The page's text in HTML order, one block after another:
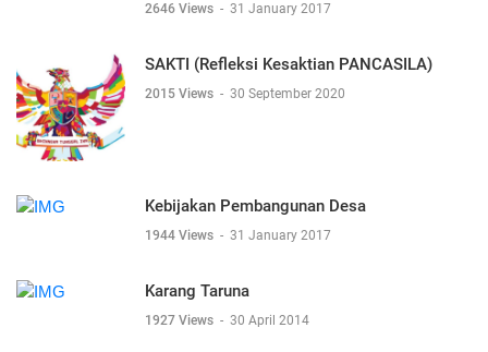
2646 Views - 31 January 2017
SAKTI (Refleksi Kesaktian PANCASILA)
2015 Views - 30 September 2020
Kebijakan Pembangunan Desa
1944 Views - 31 January 2017
Karang Taruna
1927 Views - 30 April 2014